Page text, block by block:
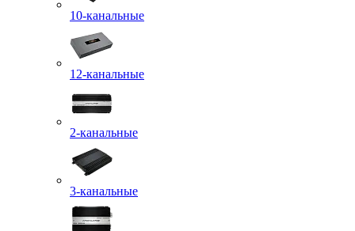
10-канальные
12-канальные
2-канальные
3-канальные